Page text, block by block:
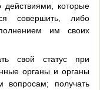
которые
совершить, либо
им своих
свой статус при
органы и органы
вопросам; получать